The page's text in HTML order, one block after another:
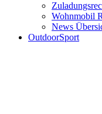
Wohnmobil
News
OutdoorSport